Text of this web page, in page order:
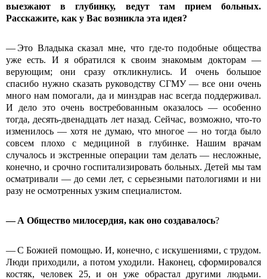
выезжают в глубинку, ведут там прием больных.
Расскажите, как у Вас возникла эта идея?
— Это Владыка сказал мне, что где-то подобные общества
уже есть. И я обратился к своим знакомым докторам —
верующим; они сразу откликнулись. И очень большое
спасибо нужно сказать руководству СГМУ — все они очень
много нам помогали, да и минздрав нас всегда поддерживал.
И дело это очень востребованным оказалось — особенно
тогда, десять-двенадцать лет назад. Сейчас, возможно, что-то
изменилось — хотя не думаю, что многое — но тогда было
совсем плохо с медициной в глубинке. Нашим врачам
случалось и экстренные операции там делать — несложные,
конечно, и срочно госпитализировать больных. Детей мы там
осматривали — до семи лет, с серьезными патологиями и ни
разу не осмотренных узким специалистом.
— А Общество милосердия, как оно создавалось?
— С Божией помощью. И, конечно, с искушениями, с трудом.
Люди приходили, а потом уходили. Наконец, сформировался
костяк, человек 25, и он уже обрастал другими людьми.